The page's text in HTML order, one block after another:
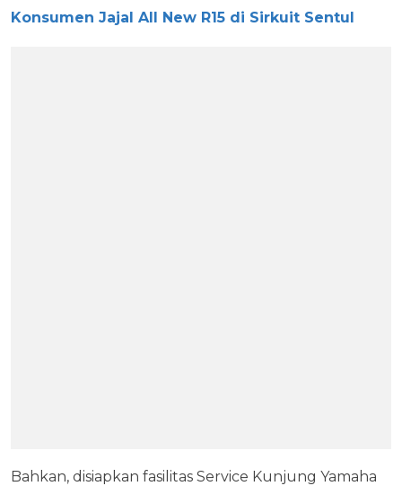
Konsumen Jajal All New R15 di Sirkuit Sentul
Bahkan, disiapkan fasilitas Service Kunjung Yamaha